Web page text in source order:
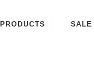
PRODUCTS SALE